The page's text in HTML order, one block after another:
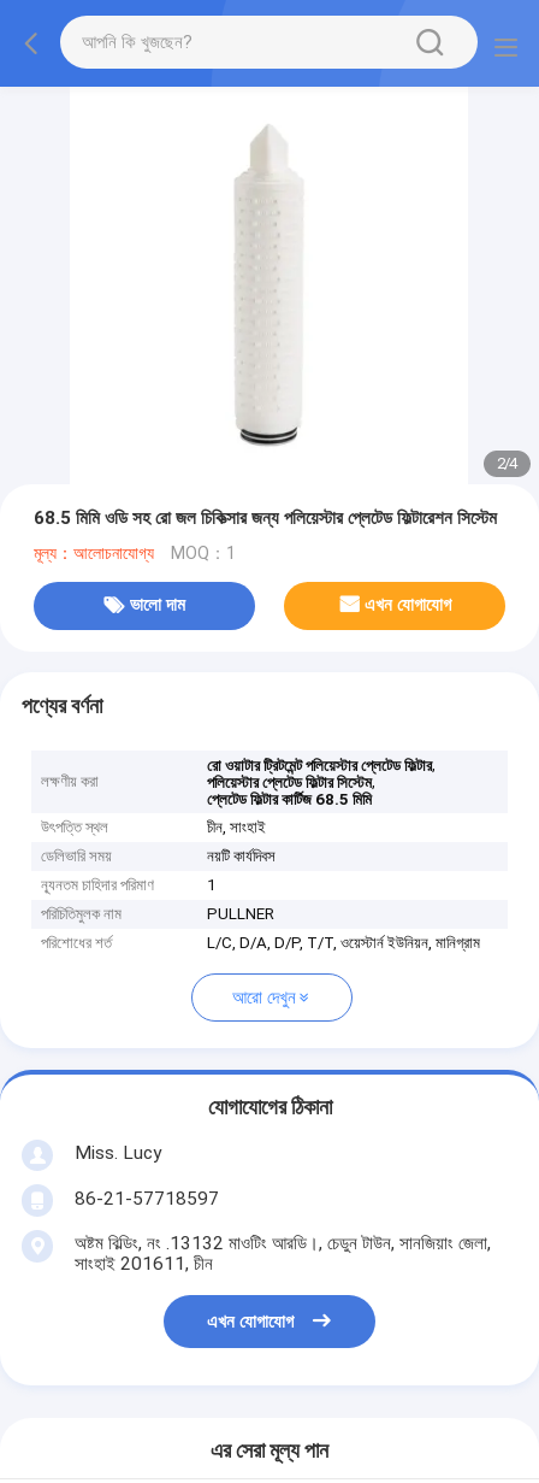
2/4
68.5 মিমি ওডি সহ রো জল চিকিত্সার জন্য পলিয়েস্টার প্লেটেড ফিল্টারেশন সিস্টেম
মূল্য：আলোচনাযোগ্য MOQ：1
ভালো দাম এখন যোগাযোগ
পণ্যের বর্ণনা
লক্ষণীয় করা
রো ওয়াটার ট্রিটমেন্ট পলিয়েস্টার প্লেটেড ফিল্টার,
পলিয়েস্টার প্লেটেড ফিল্টার সিস্টেম,
প্লেটেড ফিল্টার কার্টিজ 68.5 মিমি
উৎপত্তি স্থল
চীন, সাংহাই
ডেলিভারি সময়
নয়টি কার্যদিবস
ন্যূনতম চাহিদার পরিমাণ
1
পরিচিতিমুলক নাম
PULLNER
পরিশোধের শর্ত
L/C, D/A, D/P, T/T, ওয়েস্টার্ন ইউনিয়ন, মানিগ্রাম
আরো দেখুন
যোগাযোগের ঠিকানা
Miss. Lucy
86-21-57718597
অষ্টম বিল্ডিং, নং .13132 মাওটিং আরডি।, চেডুন টাউন, সানজিয়াং জেলা,
সাংহাই 201611, চীন
এখন যোগাযোগ
এর সেরা মূল্য পান